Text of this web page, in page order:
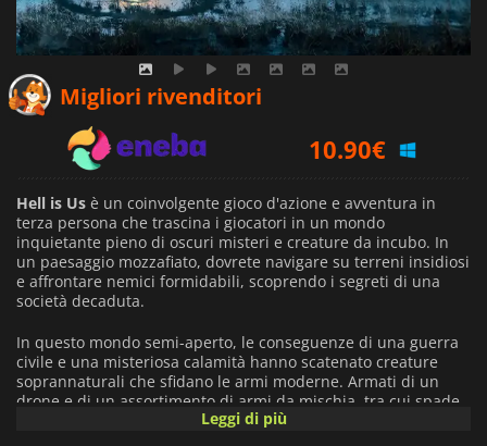
Migliori rivenditori
10.90€
15.21€
Hell is Us è un coinvolgente gioco d'azione e avventura in
terza persona che trascina i giocatori in un mondo
inquietante pieno di oscuri misteri e creature da incubo. In
un paesaggio mozzafiato, dovrete navigare su terreni insidiosi
e affrontare nemici formidabili, scoprendo i segreti di una
società decaduta.
In questo mondo semi-aperto, le conseguenze di una guerra
civile e una misteriosa calamità hanno scatenato creature
soprannaturali che sfidano le armi moderne. Armati di un
drone e di un assortimento di armi da mischia, tra cui spade
e asce, i giocatori devono imparare a combattere queste
Leggi di più